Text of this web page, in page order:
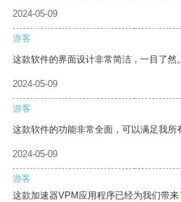
2024-05-09
游客
这款软件的界面设计非常简洁，一目了然。
2024-05-09
游客
这款软件的功能非常全面，可以满足我所
2024-05-09
游客
这款加速器VPM应用程序已经为我们带